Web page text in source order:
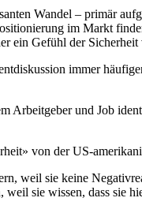
Wandel – primär
im Markt
ein Gefühl der
immer
Arbeitgeber und Job
von der US-
weil sie keine
weil sie wissen, dass sie